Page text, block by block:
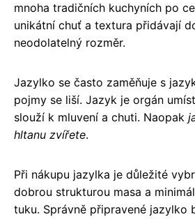
mnoha tradičních kuchyních po
unikátní chuť a textura přidávají
neodolatelný rozměr.
Jazylko se často zaměňuje s
pojmy se liší. Jazyk je orgán
slouží k mluvení a chuti. Naopak
hltanu zvířete.
Při nákupu jazylka je důležité
dobrou strukturou masa a
tuku. Správně připravené jazylko